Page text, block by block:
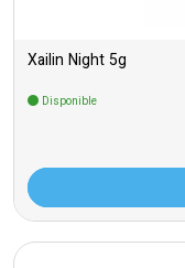
Xailin Night 5g
Disponible